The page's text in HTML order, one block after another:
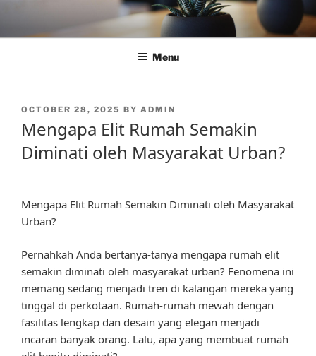
content
Menu
POSTED
OCTOBER 28, 2025 BY ADMIN
Mengapa Elit Rumah Semakin
Diminati oleh Masyarakat Urban?
Mengapa Elit Rumah Semakin Diminati oleh Masyarakat
Urban?
Pernahkah Anda bertanya-tanya mengapa rumah elit
semakin diminati oleh masyarakat urban? Fenomena ini
memang sedang menjadi tren di kalangan mereka yang
tinggal di perkotaan. Rumah-rumah mewah dengan
fasilitas lengkap dan desain yang elegan menjadi
incaran banyak orang. Lalu, apa yang membuat rumah